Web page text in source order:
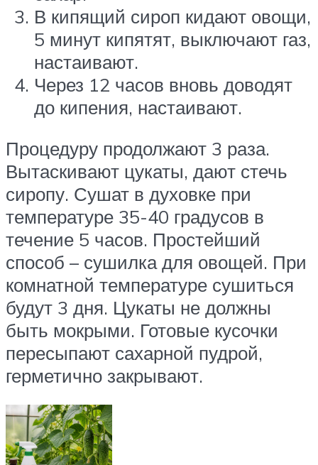
В кипящий сироп кидают овощи,
5 минут кипятят, выключают газ,
настаивают.
Через 12 часов вновь доводят
до кипения, настаивают.
Процедуру продолжают 3 раза.
Вытаскивают цукаты, дают стечь
сиропу. Сушат в духовке при
температуре 35-40 градусов в
течение 5 часов. Простейший
способ – сушилка для овощей. При
комнатной температуре сушиться
будут 3 дня. Цукаты не должны
быть мокрыми. Готовые кусочки
пересыпают сахарной пудрой,
герметично закрывают.